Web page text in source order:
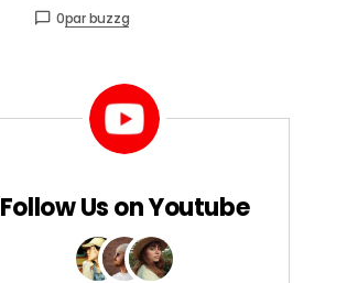
0par buzzg
Follow Us on Youtube